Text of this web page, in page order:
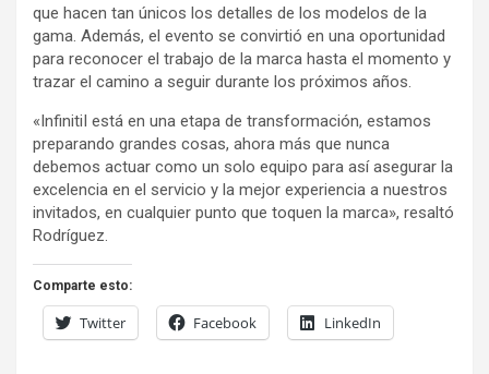
que hacen tan únicos los detalles de los modelos de la
gama. Además, el evento se convirtió en una oportunidad
para reconocer el trabajo de la marca hasta el momento y
trazar el camino a seguir durante los próximos años.
«InfinitiI está en una etapa de transformación, estamos
preparando grandes cosas, ahora más que nunca
debemos actuar como un solo equipo para así asegurar la
excelencia en el servicio y la mejor experiencia a nuestros
invitados, en cualquier punto que toquen la marca», resaltó
Rodríguez.
Comparte esto:
Twitter Facebook LinkedIn